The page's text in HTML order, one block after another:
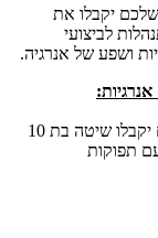
שלכם יקבלו את
לביצועי
ושפע של אנרגיה.
בסדנא זו או כהרצאה אנשי המכירות והצוות שלכם יקבלו שיטה בת 10
תפוקות